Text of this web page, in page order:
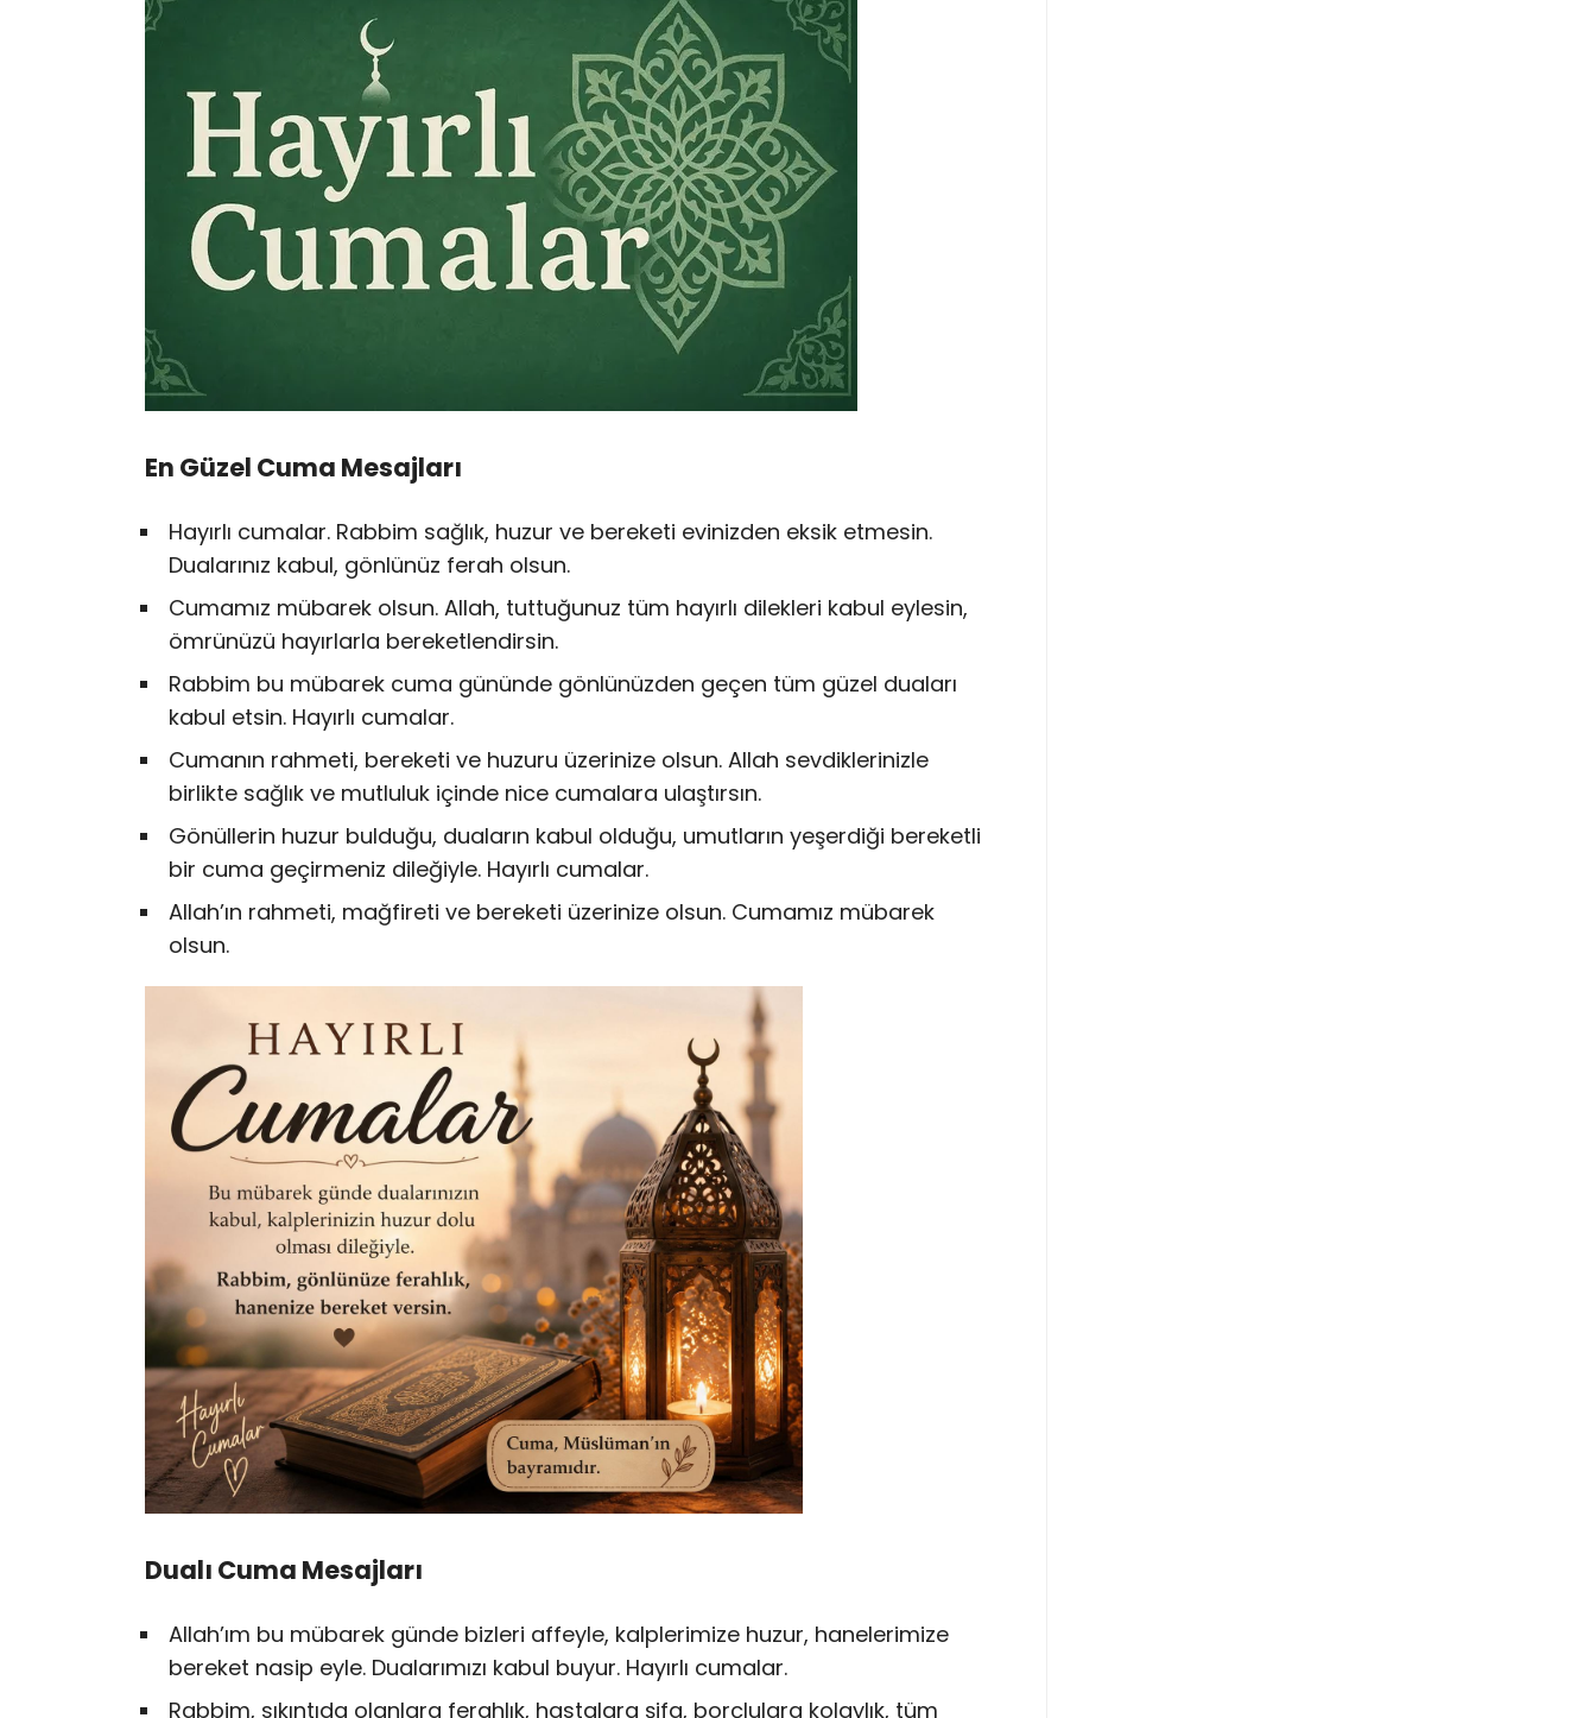
En Güzel Cuma Mesajları
Hayırlı cumalar. Rabbim sağlık, huzur ve bereketi evinizden eksik etmesin.
Dualarınız kabul, gönlünüz ferah olsun.
Cumamız mübarek olsun. Allah, tuttuğunuz tüm hayırlı dilekleri kabul eylesin,
ömrünüzü hayırlarla bereketlendirsin.
Rabbim bu mübarek cuma gününde gönlünüzden geçen tüm güzel duaları
kabul etsin. Hayırlı cumalar.
Cumanın rahmeti, bereketi ve huzuru üzerinize olsun. Allah sevdiklerinizle
birlikte sağlık ve mutluluk içinde nice cumalara ulaştırsın.
Gönüllerin huzur bulduğu, duaların kabul olduğu, umutların yeşerdiği bereketli
bir cuma geçirmeniz dileğiyle. Hayırlı cumalar.
Allah’ın rahmeti, mağfireti ve bereketi üzerinize olsun. Cumamız mübarek
olsun.
Dualı Cuma Mesajları
Allah’ım bu mübarek günde bizleri affeyle, kalplerimize huzur, hanelerimize
bereket nasip eyle. Dualarımızı kabul buyur. Hayırlı cumalar.
Rabbim, sıkıntıda olanlara ferahlık, hastalara şifa, borçlulara kolaylık, tüm